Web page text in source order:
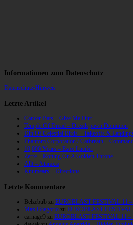
Informationen zum Datenschutz
Datenschutz-Hinweis
Letzte Artikel
Cancer Bats – Give Me Dirt
Temple Of Dread – Dreadspawn Dominion
Din Of Celestial Birds – Takeoffs &
Phantom Corporation / Catbreath –
10,000 Years – Esox Lucifer
Zerre – Rotting On A Golden Throne
Allt – Ataraxia
Knumears – Directions
Letzte Kommentare
Belzebub zu EUROBLAST FESTIVAL 11 –
Max Gregorio zu EUROBLAST FESTIVAL
carnage9 zu EUROBLAST FESTIVAL 11 –